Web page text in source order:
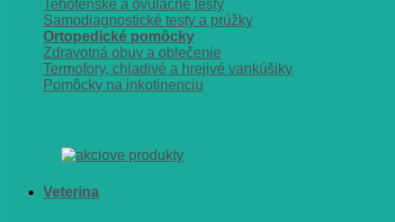
Tehotenské a ovulačné testy
Samodiagnostické testy a prúžky
Ortopedické pomôcky
Zdravotná obuv a oblečenie
Termofory, chladivé a hrejivé vankúšiky
Pomôcky na inkotinenciu
Veterina